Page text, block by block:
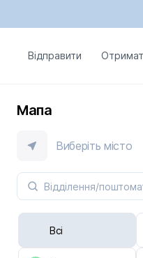
Відправити
Мапа
Виберіть місто
Всі